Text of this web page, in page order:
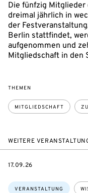
Die fünfzig
dreimal jährlich in
der
Berlin stattfindet,
aufgenommen und
Mitgliedschaft in den
THEMEN
MITGLIEDSCHAFT
WEITERE
Themen:
VERANSTALTUNG
EVENTBEGINSON
17.09.26